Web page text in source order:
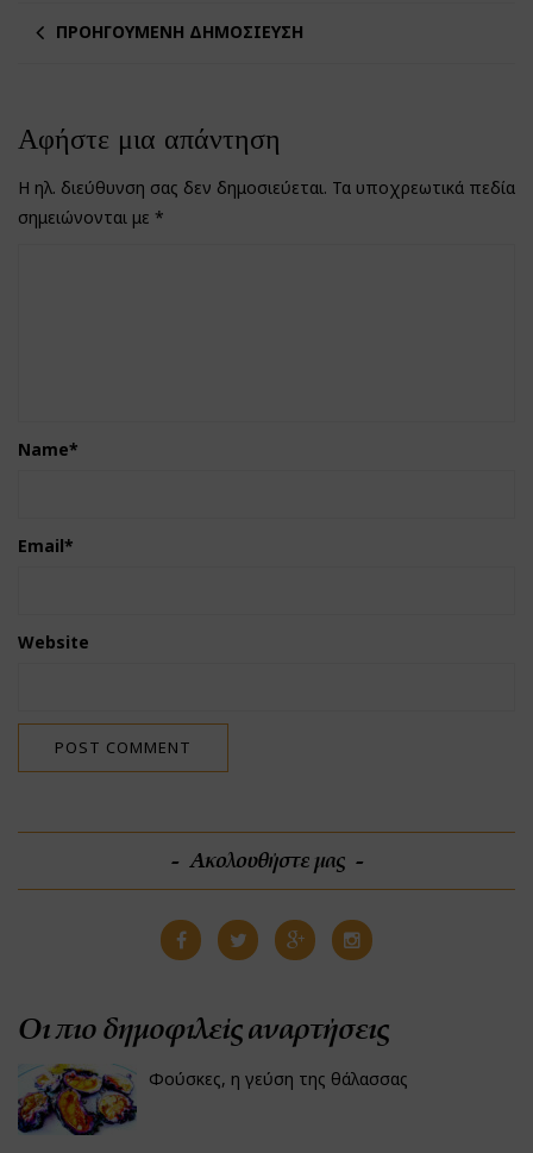
ΠΡΟΗΓΟΎΜΕΝΗ ΔΗΜΟΣΊΕΥΣΗ
Αφήστε μια απάντηση
Η ηλ. διεύθυνση σας δεν δημοσιεύεται. Τα υποχρεωτικά πεδία
σημειώνονται με *
Name*
Email*
Website
Ακολουθήστε μας
Οι πιο δημοφιλείς αναρτήσεις
Φούσκες, η γεύση της θάλασσας